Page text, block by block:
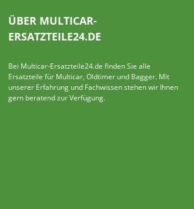
ÜBER MULTICAR-
ERSATZTEILE24.DE
Bei Multicar-Ersatzteile24.de finden Sie alle
Ersatzteile für Multicar, Oldtimer und Bagger. Mit
unserer Erfahrung und Fachwissen stehen wir Ihnen
gern beratend zur Verfügung.